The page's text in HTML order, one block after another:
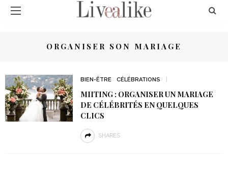
ORGANISER SON MARIAGE
BIEN-ÊTRE CÉLÉBRATIONS
MIITING : ORGANISER UN MARIAGE
DE CÉLÉBRITÉS EN QUELQUES
CLICS
SHARES